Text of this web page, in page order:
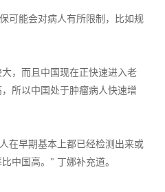
可能会对病人有所限制，比如规
，而且中国现在正快速进入老
所以中国处于肿瘤病人快速增
在早期基本上都已经检测出来或
中国高。" 丁娜补充道。